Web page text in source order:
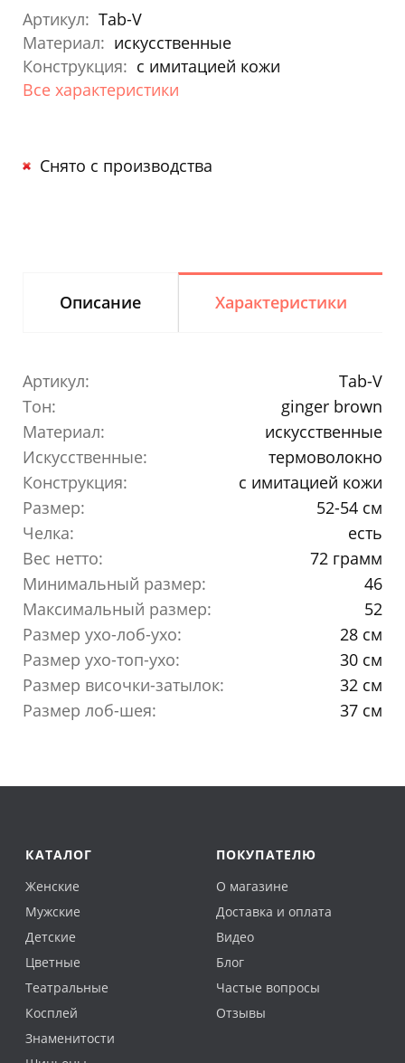
Артикул: Tab-V
Материал: искусственные
Конструкция: с имитацией кожи
Все характеристики
Снято с производства
Описание Характеристики
Артикул:
Tab-V
Тон:
ginger brown
Материал:
искусственные
Искусственные:
термоволокно
Конструкция:
с имитацией кожи
Размер:
52-54 см
Челка:
есть
Вес нетто:
72 грамм
Минимальный размер:
46
Максимальный размер:
52
Размер ухо-лоб-ухо:
28 см
Размер ухо-топ-ухо:
30 см
Размер височки-затылок:
32 см
Размер лоб-шея:
37 см
КАТАЛОГ
Женские
Мужские
Детские
Цветные
Театральные
Косплей
Знаменитости
ПОКУПАТЕЛЮ
О магазине
Доставка и оплата
Видео
Блог
Частые вопросы
Отзывы